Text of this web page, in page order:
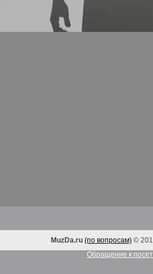
MuzDa.ru (по вопросам) ©
Обращение к